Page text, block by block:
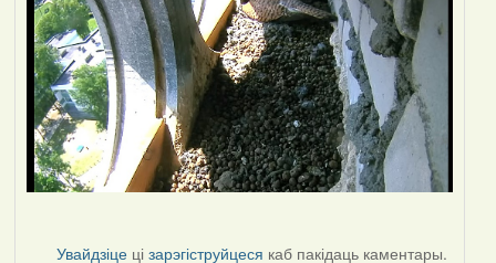
Увайдзіце цізарэгіструйцеся каб пакідаць каментары.